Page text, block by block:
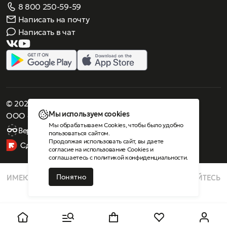
8 800 250-59-59
Написать на почту
Написать в чат
© 2026 Роскошное зрение. Все права защищены
ООО «Люнеттес-оптика»
Версия для слабовидящих
ИМЕЮТСЯ ПРОТИВОПОКАЗАНИЯ, ПРОКОНСУЛЬТИРУЙТЕСЬ
СО СПЕЦИАЛИСТОМ
Мы используем cookies
Мы обрабатываем Cookies, чтобы было удобно
пользоваться сайтом.
Продолжая использовать сайт, вы даете
согласие на использование Cookiesи
соглашаетесь с политикой конфиденциальности.
Понятно